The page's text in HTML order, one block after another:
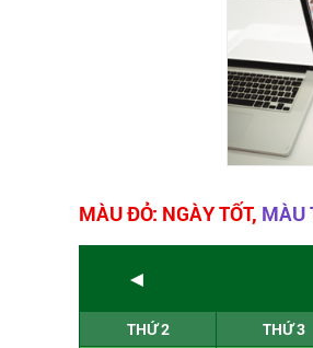
MÀU ĐỎ: NGÀY TỐT, MÀU
◄
THỨ 2 THỨ 3